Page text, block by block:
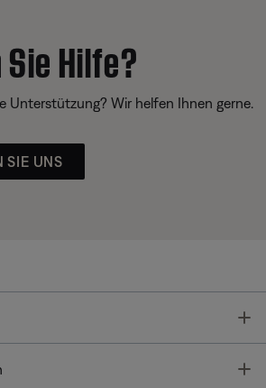
Hilfe?
Unterstützung? Wir helfen Ihnen gerne.
SIE UNS